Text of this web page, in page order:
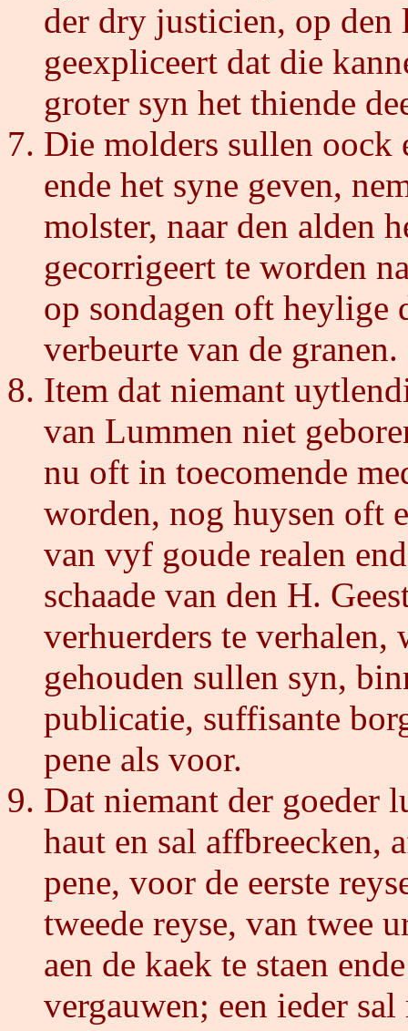
der dry justicien, op
geexpliceert dat die
groter syn het thiende
Die molders sullen oock
ende het syne geven,
molster, naar den alden
gecorrigeert te worden
op sondagen oft heylige
verbeurte van de granen.
Item dat niemant
van Lummen niet
nu oft in toecomende
worden, nog huysen oft
van vyf goude realen
schaade van den H.
verhuerders te verhalen,
gehouden sullen syn,
publicatie, suffisante
pene als voor.
Dat niemant der goeder
haut en sal affbreecken,
pene, voor de eerste
tweede reyse, van twee
aen de kaek te staen
vergauwen; een ieder